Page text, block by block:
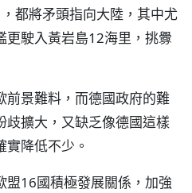
都將矛頭指向大陸，其中尤
更駛入黃岩島12海里，挑釁
前景難料，而德國政府的難
歧擴大，又缺乏像德國這樣
降低不少。
盟16國積極發展關係，加強